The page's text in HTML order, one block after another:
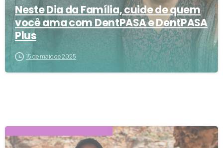
Neste Dia da Família, cuide de quem
você ama com DentPASA e DentPASA
Plus
15 de maio de 2025
1